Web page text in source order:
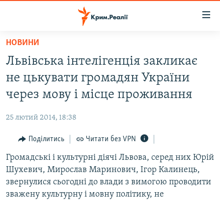
Перейти
основного
матеріалу
основної
Перейти
пошуку
ВІДЕО ТА ФОТО
БЛОГИ
ПОГЛЯД
ІНТЕРВ'Ю
ВСЕ ЗА ДЕНЬ
СПЕЦПРОЕКТИ
НОВИНИ
Львівська інтелігенція закликає
не цькувати громадян України
через мову і місце проживання
25 лютий 2014, 18:38
Поділитись Читати без VPN
Громадські і культурні діячі Львова, серед них Юрій
Шухевич, Мирослав Маринович, Ігор Калинець,
звернулися сьогодні до влади з вимогою проводити
зважену культурну і мовну політику, не